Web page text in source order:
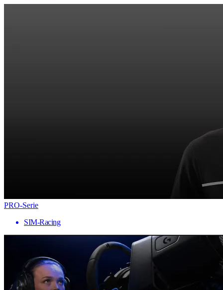
PRO-Serie
SIM-Racing